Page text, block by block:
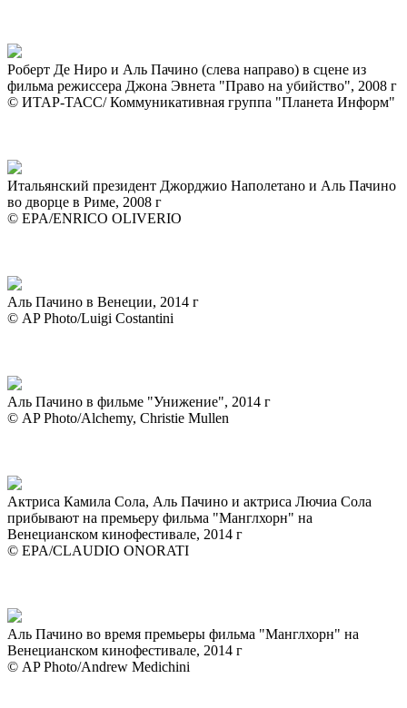
Роберт Де Ниро и Аль Пачино (слева направо) в сцене из
фильма режиссера Джона Эвнета "Право на убийство", 2008 г
© ИТАР-ТАСС/ Коммуникативная группа "Планета Информ"
Итальянский президент Джорджио Наполетано и Аль Пачино
во дворце в Риме, 2008 г
© EPA/ENRICO OLIVERIO
Аль Пачино в Венеции, 2014 г
© AP Photo/Luigi Costantini
Аль Пачино в фильме "Унижение", 2014 г
© AP Photo/Alchemy, Christie Mullen
Актриса Камила Сола, Аль Пачино и актриса Лючиа Сола
прибывают на премьеру фильма "Манглхорн" на
Венецианском кинофестивале, 2014 г
© EPA/CLAUDIO ONORATI
Аль Пачино во время премьеры фильма "Манглхорн" на
Венецианском кинофестивале, 2014 г
© AP Photo/Andrew Medichini